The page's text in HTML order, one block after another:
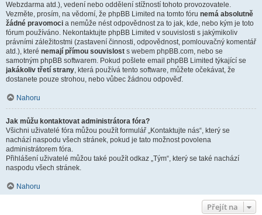
Webzdarma atd.), vedení nebo oddělení stížností tohoto provozovatele.
Vezměte, prosím, na vědomí, že phpBB Limited na tomto fóru nemá absolutně
žádné pravomoci a nemůže nést odpovědnost za to jak, kde, nebo kým je toto
fórum používáno. Nekontaktujte phpBB Limited v souvislosti s jakýmikoliv
právními záležitostmi (zastavení činnosti, odpovědnost, pomlouvačný komentář
atd.), které nemají přímou souvislost s webem phpBB.com, nebo se
samotným phpBB softwarem. Pokud pošlete email phpBB Limited týkající se
jakákoliv třetí strany, která používá tento software, můžete očekávat, že
dostanete pouze strohou, nebo vůbec žádnou odpověď.
Nahoru
Jak můžu kontaktovat administrátora fóra?
Všichni uživatelé fóra můžou použít formulář „Kontaktujte nás“, který se
nachází naspodu všech stránek, pokud je tato možnost povolena
administrátorem fóra.
Přihlášení uživatelé můžou také použít odkaz „Tým“, který se také nachází
naspodu všech stránek.
Nahoru
Přejít na